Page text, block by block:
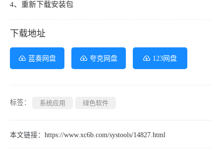
4、重新下载安装包
下载地址
蓝奏网盘 夸克网盘 123网盘
标签： 系统应用 绿色软件
本文链接： https://www.xc6b.com/systools/14827.html